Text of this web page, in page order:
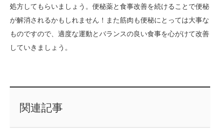
処方してもらいましょう。便秘薬と食事改善を続けることで便秘
が解消されるかもしれません！また筋肉も便秘にとっては大事な
ものですので、適度な運動とバランスの良い食事を心がけて改善
していきましょう。
関連記事